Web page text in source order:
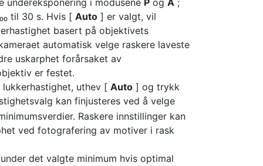
undereksponering i modusene P og A ;
til 30 s. Hvis [ Auto ] er valgt, vil
basert på objektivets
automatisk velge raskere laveste
uskarphet forårsaket av
er festet.
uthev [ Auto ] og trykk
kan finjusteres ved å velge
Raskere innstillinger kan
ved fotografering av motiver i rask
det valgte minimum hvis optimal